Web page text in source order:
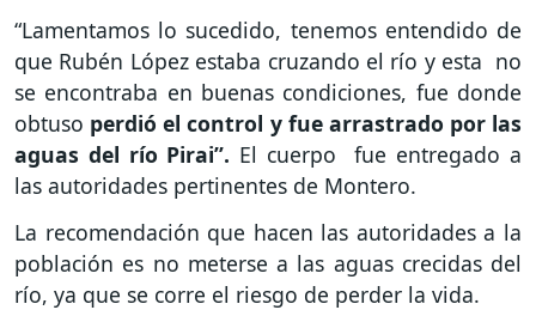
“Lamentamos lo sucedido, tenemos entendido de
que Rubén López estaba cruzando el río y esta no
se encontraba en buenas condiciones, fue donde
obtuso perdió el control y fue arrastrado por las
aguas del río Pirai”. El cuerpo fue entregado a
las autoridades pertinentes de Montero.
La recomendación que hacen las autoridades a la
población es no meterse a las aguas crecidas del
río, ya que se corre el riesgo de perder la vida.